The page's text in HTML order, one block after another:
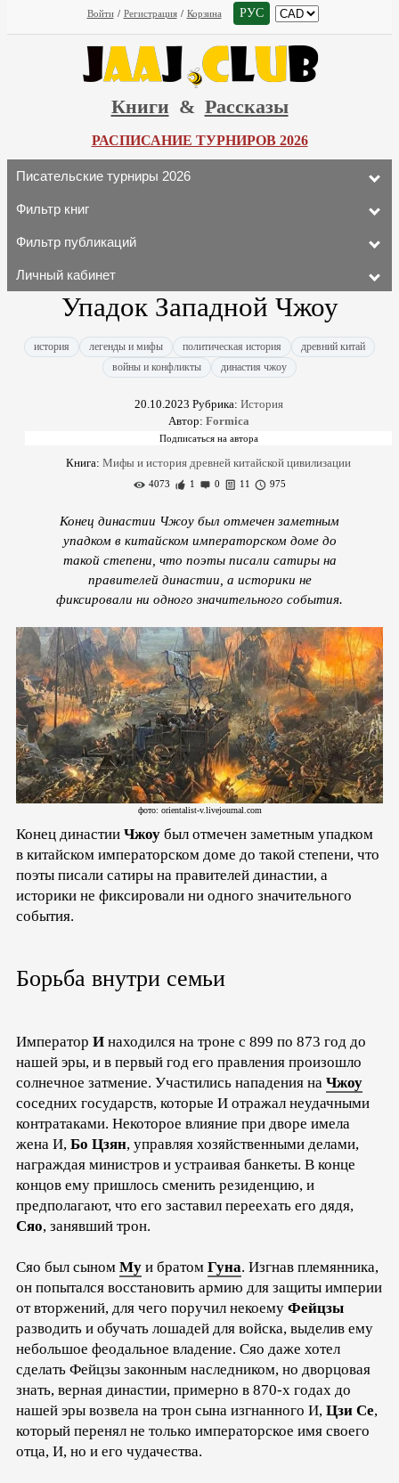
Войти / Регистрация / Корзина РУС
Книги & Рассказы
РАСПИСАНИЕ ТУРНИРОВ 2026
Писательские турниры 2026
Фильтр книг
Фильтр публикаций
Личный кабинет
Упадок Западной Чжоу
история легенды и мифы политическая история
древний китай
войны и конфликты
династия чжоу
20.10.2023 Рубрика: История
Автор: Formica
Книга: Мифы и история древней китайской цивилизации
4073 1 0 11 975
Конец династии Чжоу был отмечен заметным
упадком в китайском императорском доме до
такой степени, что поэты писали сатиры на
правителей династии, а историки не
фиксировали ни одного значительного события.
фото: orientalist-v.livejournal.com
Конец династии Чжоу был отмечен заметным упадком
в китайском императорском доме до такой степени, что
поэты писали сатиры на правителей династии, а
историки не фиксировали ни одного значительного
события.
Борьба внутри семьи
Император И находился на троне с 899 по 873 год до
нашей эры, и в первый год его правления произошло
солнечное затмение. Участились нападения на Чжоу
соседних государств, которые И отражал неудачными
контратаками. Некоторое влияние при дворе имела
жена И, Бо Цзян, управляя хозяйственными делами,
награждая министров и устраивая банкеты. В конце
концов ему пришлось сменить резиденцию, и
предполагают, что его заставил переехать его дядя,
Сяо, занявший трон.
Сяо был сыном Му и братом Гуна. Изгнав племянника,
он попытался восстановить армию для защиты империи
от вторжений, для чего поручил некоему Фейцзы
разводить и обучать лошадей для войска, выделив ему
небольшое феодальное владение. Сяо даже хотел
сделать Фейцзы законным наследником, но дворцовая
знать, верная династии, примерно в 870-х годах до
нашей эры возвела на трон сына изгнанного И, Цзи Се,
который перенял не только императорское имя своего
отца, И, но и его чудачества.